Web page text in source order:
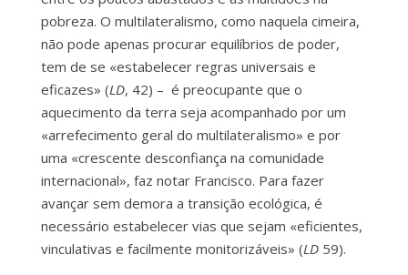
pobreza. O multilateralismo, como naquela cimeira,
não pode apenas procurar equilíbrios de poder,
tem de se «estabelecer regras universais e
eficazes» (LD, 42) – é preocupante que o
aquecimento da terra seja acompanhado por um
«arrefecimento geral do multilateralismo» e por
uma «crescente desconfiança na comunidade
internacional», faz notar Francisco. Para fazer
avançar sem demora a transição ecológica, é
necessário estabelecer vias que sejam «eficientes,
vinculativas e facilmente monitorizáveis» (LD59).